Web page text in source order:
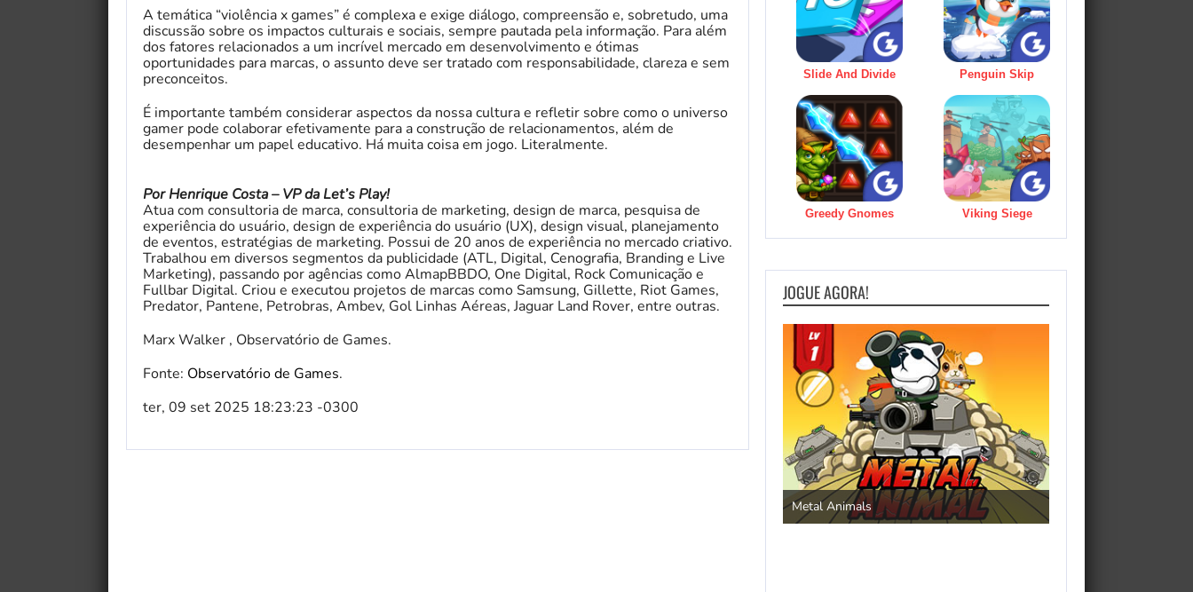
A temática “violência x games” é complexa e exige diálogo, compreensão e, sobretudo, uma
discussão sobre os impactos culturais e sociais, sempre pautada pela informação. Para além
dos fatores relacionados a um incrível mercado em desenvolvimento e ótimas
oportunidades para marcas, o assunto deve ser tratado com responsabilidade, clareza e sem
preconceitos.
É importante também considerar aspectos da nossa cultura e refletir sobre como o universo
gamer pode colaborar efetivamente para a construção de relacionamentos, além de
desempenhar um papel educativo. Há muita coisa em jogo. Literalmente.
Por Henrique Costa – VP da Let’s Play!
Atua com consultoria de marca, consultoria de marketing, design de marca, pesquisa de
experiência do usuário, design de experiência do usuário (UX), design visual, planejamento
de eventos, estratégias de marketing. Possui de 20 anos de experiência no mercado criativo.
Trabalhou em diversos segmentos da publicidade (ATL, Digital, Cenografia, Branding e Live
Marketing), passando por agências como AlmapBBDO, One Digital, Rock Comunicação e
Fullbar Digital. Criou e executou projetos de marcas como Samsung, Gillette, Riot Games,
Predator, Pantene, Petrobras, Ambev, Gol Linhas Aéreas, Jaguar Land Rover, entre outras.
Marx Walker , Observatório de Games.
Fonte: Observatório de Games.
ter, 09 set 2025 18:23:23 -0300
Slide And Divide Penguin Skip
Greedy Gnomes Viking Siege
JOGUE AGORA!
Metal Animals